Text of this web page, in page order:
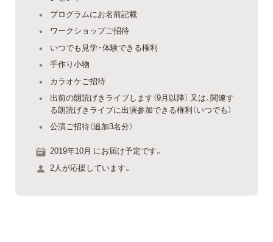
プログラムにお名前記載
ワークショップご招待
いつでも見学・体験できる権利
手作り小物
カラオケご招待
出前の朗読げきライブします（9月以降） 又は、関連す
る朗読げきライブに出演参加できる権利（いつでも）
公演ご招待（追加3名分）
2019年10月 にお届け予定です。
2人が応援しています。